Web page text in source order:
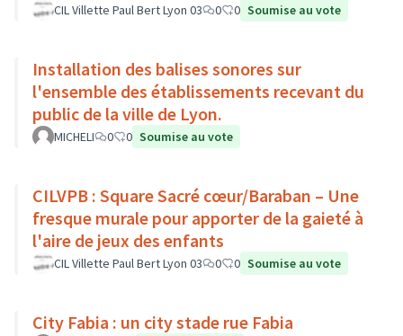
CIL Villette Paul Bert Lyon 03 0 0 Soumise au vote
Installation des balises sonores sur
l'ensemble des établissements recevant du
public de la ville de Lyon.
MICHELI 0 0 Soumise au vote
CILVPB : Square Sacré cœur/Baraban – Une
fresque murale pour apporter de la gaieté à
l'aire de jeux des enfants
CIL Villette Paul Bert Lyon 03 0 0 Soumise au vote
City Fabia : un city stade rue Fabia